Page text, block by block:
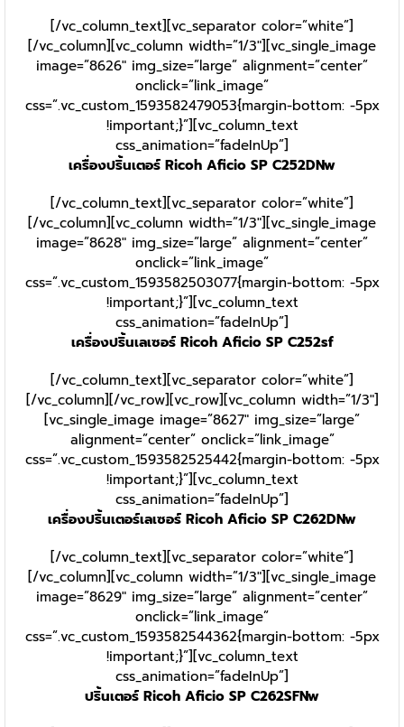
[/vc_column_text][vc_separator color=”white”]
[/vc_column][vc_column width=”1/3″][vc_single_image
image=”8626″ img_size=”large” alignment=”center”
onclick=”link_image”
css=”.vc_custom_1593582479053{margin-bottom: -5px
!important;}”][vc_column_text
css_animation=”fadeInUp”]
เครื่องปริ้นเตอร์ Ricoh Aficio SP C252DNw
[/vc_column_text][vc_separator color=”white”]
[/vc_column][vc_column width=”1/3″][vc_single_image
image=”8628″ img_size=”large” alignment=”center”
onclick=”link_image”
css=”.vc_custom_1593582503077{margin-bottom: -5px
!important;}”][vc_column_text
css_animation=”fadeInUp”]
เครื่องปริ้นเลเซอร์ Ricoh Aficio SP C252sf
[/vc_column_text][vc_separator color=”white”]
[/vc_column][/vc_row][vc_row][vc_column width=”1/3″]
[vc_single_image image=”8627″ img_size=”large”
alignment=”center” onclick=”link_image”
css=”.vc_custom_1593582525442{margin-bottom: -5px
!important;}”][vc_column_text
css_animation=”fadeInUp”]
เครื่องปริ้นเตอร์เลเซอร์ Ricoh Aficio SP C262DNw
[/vc_column_text][vc_separator color=”white”]
[/vc_column][vc_column width=”1/3″][vc_single_image
image=”8629″ img_size=”large” alignment=”center”
onclick=”link_image”
css=”.vc_custom_1593582544362{margin-bottom: -5px
!important;}”][vc_column_text
css_animation=”fadeInUp”]
ปริ้นเตอร์ Ricoh Aficio SP C262SFNw